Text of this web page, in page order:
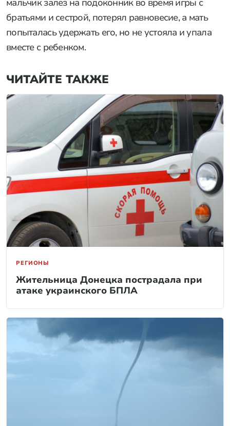
братьями и сестрой, потерял равновесие, а мать
попыталась удержать его, но не устояла и упала
вместе с ребенком.
ЧИТАЙТЕ ТАКЖЕ
РЕГИОНЫ
Жительница Донецка пострадала при
атаке украинского БПЛА